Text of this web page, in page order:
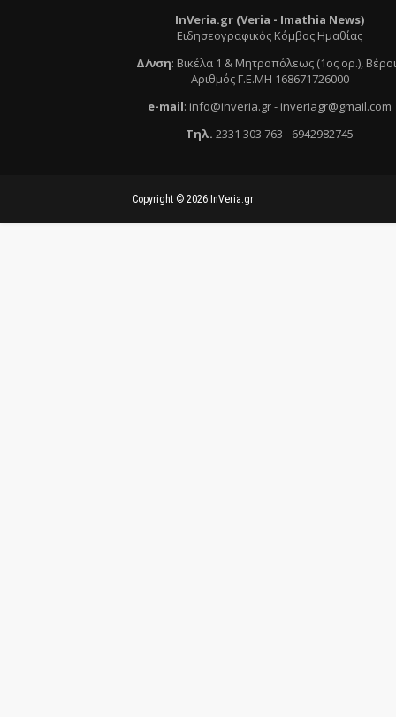
InVeria.gr (Veria - Ιmathia News)
Ειδησεογραφικός Κόμβος Ημαθίας
Δ/νση: Βικέλα 1 & Μητροπόλεως (1ος ορ.),
Αριθμός Γ.Ε.ΜΗ 168671726000
e-mail: info@inveria.gr- inveriagr@gmail.com
Τηλ. 2331 303 763 - 6942982745
Copyright © 2026 InVeria.gr